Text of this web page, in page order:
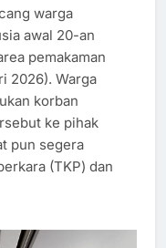
warga
awal 20-an
pemakaman
2026). Warga
korban
ke pihak
pun segera
(TKP) dan